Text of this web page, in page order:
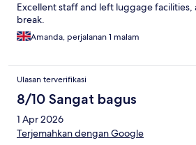
Excellent staff and left luggage facilities,
break.
Amanda, perjalanan 1 malam
Ulasan terverifikasi
8/10 Sangat bagus
1 Apr 2026
Terjemahkan dengan Google